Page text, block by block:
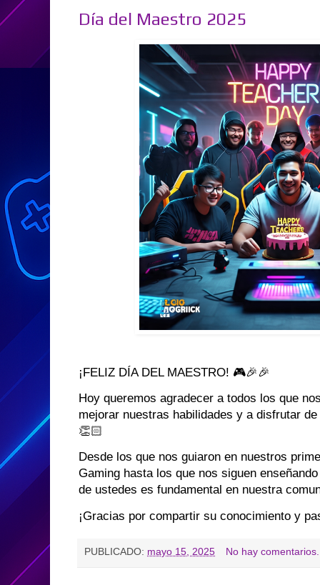
Día del Maestro 2025
¡FELIZ DÍA DEL MAESTRO! 🎮🎉🎉
Hoy queremos agradecer a todos los que
mejorar nuestras habilidades y a disfrutar
👏🏻
Desde los que nos guiaron en nuestros
Gaming hasta los que nos siguen
de ustedes es fundamental en nuestra
¡Gracias por compartir su conocimiento y
PUBLICADO: mayo 15, 2025 No hay